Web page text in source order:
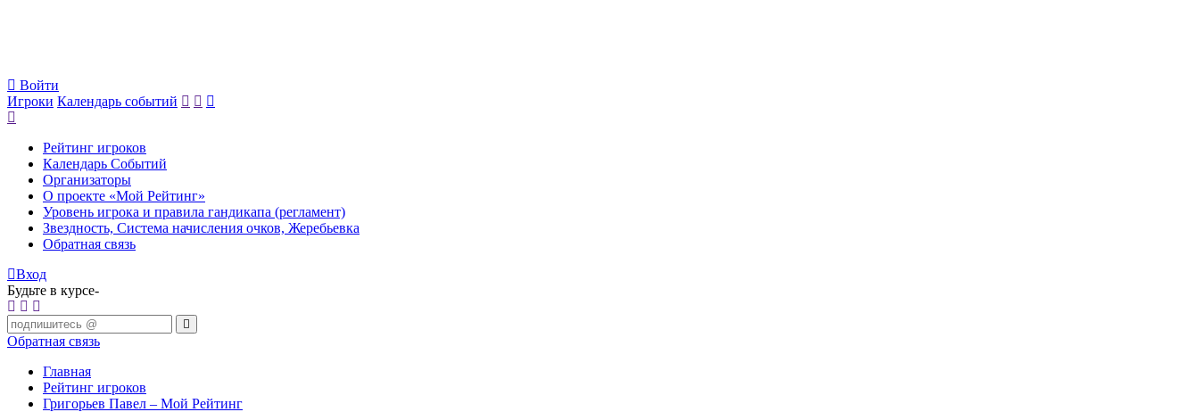
Войти
Игроки Календарь событий
Рейтинг игроков
Календарь Событий
Организаторы
О проекте «Мой Рейтинг»
Уровень игрока и правила гандикапа (регламент)
Звездность, Система начисления очков, Жеребьевка
Обратная связь
Вход
Будьте в курсе-
Обратная связь
Главная
Рейтинг игроков
Григорьев Павел – Мой Рейтинг